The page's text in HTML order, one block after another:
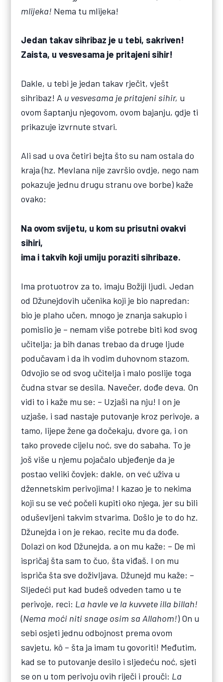
mlijeka! Nema tu mlijeka!
Jedan takav sihribaz je u tebi, sakriven!
Zaista, u vesvesama je pritajeni sihir!
Dakle, u tebi je jedan takav rječit, vješt
sihribaz! A u vesvesama je pritajeni sihir, u
ovom šaptanju njegovom, ovom bajanju, gdje ti
prikazuje izvrnute stvari.
Ali sad u ova četiri bejta što su nam ostala do
kraja (hz. Mevlana nije završio ovdje, nego nam
pokazuje jednu drugu stranu ove borbe) kaže
ovako:
Na ovom svijetu, u kom su prisutni ovakvi
sihiri,
ima i takvih koji umiju poraziti sihribaze.
Ima protuotrov za to, imaju Božiji ljudi. Jedan
od Džunejdovih učenika koji je bio napredan:
bio je plaho učen, mnogo je znanja sakupio i
pomislio je – nemam više potrebe biti kod svog
učitelja; ja bih danas trebao da druge ljude
podučavam i da ih vodim duhovnom stazom.
Odvojio se od svog učitelja i malo poslije toga
čudna stvar se desila. Navečer, dođe deva. On
vidi to i kaže mu se: – Uzjaši na nju! I on je
uzjaše, i sad nastaje putovanje kroz perivoje, a
tamo, lijepe žene ga dočekaju, dvore ga, i on
tako provede cijelu noć, sve do sabaha. To je
još više u njemu pojačalo ubjeđenje da je
postao veliki čovjek: dakle, on već uživa u
džennetskim perivojima! I kazao je to nekima
koji su se već počeli kupiti oko njega, jer su bili
oduševljeni takvim stvarima. Došlo je to do hz.
Džunejda i on je rekao, recite mu da dođe.
Dolazi on kod Džunejda, a on mu kaže: – De mi
ispričaj šta sam to čuo, šta viđaš. I on mu
ispriča šta sve doživljava. Džunejd mu kaže: –
Sljedeći put kad budeš odveden tamo u te
perivoje, reci: La havle ve la kuvvete illa billah!
(Nema moći niti snage osim sa Allahom!) On u
sebi osjeti jednu odbojnost prema ovom
savjetu, kô – šta ja imam tu govoriti! Međutim,
kad se to putovanje desilo i sljedeću noć, sjeti
se on u tom perivoju ovih riječi i prouči: La